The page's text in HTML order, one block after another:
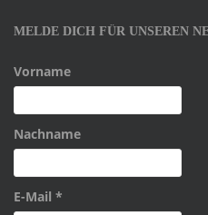
MELDE DICH FÜR UNSEREN
Vorname
Nachname
E-Mail *